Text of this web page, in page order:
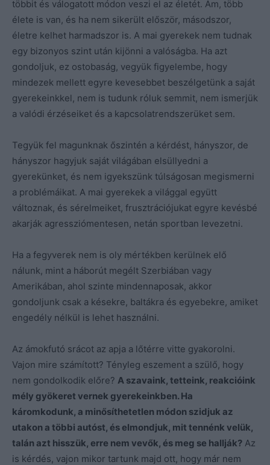
többit és válogatott módon veszi el az életét. Ám, több
élete is van, és ha nem sikerült először, másodszor,
életre kelhet harmadszor is. A mai gyerekek nem tudnak
egy bizonyos szint után kijönni a valóságba. Ha azt
gondoljuk, ez ostobaság, vegyük figyelembe, hogy
mindezek mellett egyre kevesebbet beszélgetünk a saját
gyerekeinkkel, nem is tudunk róluk semmit, nem ismerjük
a valódi érzéseiket és a kapcsolatrendszerüket sem.
Tegyük fel magunknak őszintén a kérdést, hányszor, de
hányszor hagyjuk saját világában elsüllyedni a
gyerekünket, és nem igyekszünk túlságosan megismerni
a problémáikat. A mai gyerekek a világgal együtt
változnak, és sérelmeiket, frusztrációjukat egyre kevésbé
akarják agressziómentesen, netán sportban levezetni.
Ha a fegyverek nem is oly mértékben kerülnek elő
nálunk, mint a háborút megélt Szerbiában vagy
Amerikában, ahol szinte mindennaposak, akkor
gondoljunk csak a késekre, baltákra és egyebekre, amiket
engedély nélkül is lehet használni.
Az ámokfutó srácot az apja a lőtérre vitte gyakorolni.
Vajon mire számított? Tényleg eszement a szülő, hogy
nem gondolkodik előre? A szavaink, tetteink, reakcióink
mély gyökeret vernek gyerekeinkben. Ha
káromkodunk, a minősíthetetlen módon szidjuk az
utakon a többi autóst, és elmondjuk, mit tennénk velük,
talán azt hisszük, erre nem vevők, és meg se hallják? Az
is kérdés, vajon mikor tartunk majd ott, hogy már nem